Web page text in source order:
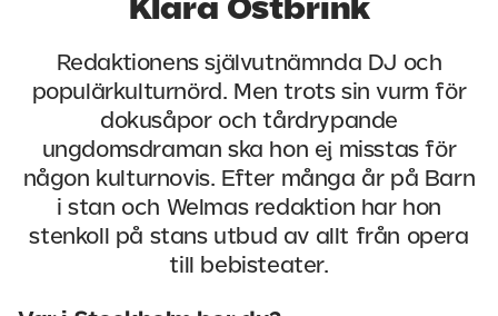
Klara Östbrink
Redaktionens självutnämnda DJ och
populärkulturnörd. Men trots sin vurm för
dokusåpor och tårdrypande
ungdomsdraman ska hon ej misstas för
någon kulturnovis. Efter många år på Barn
i stan och Welmas redaktion har hon
stenkoll på stans utbud av allt från opera
till bebisteater.